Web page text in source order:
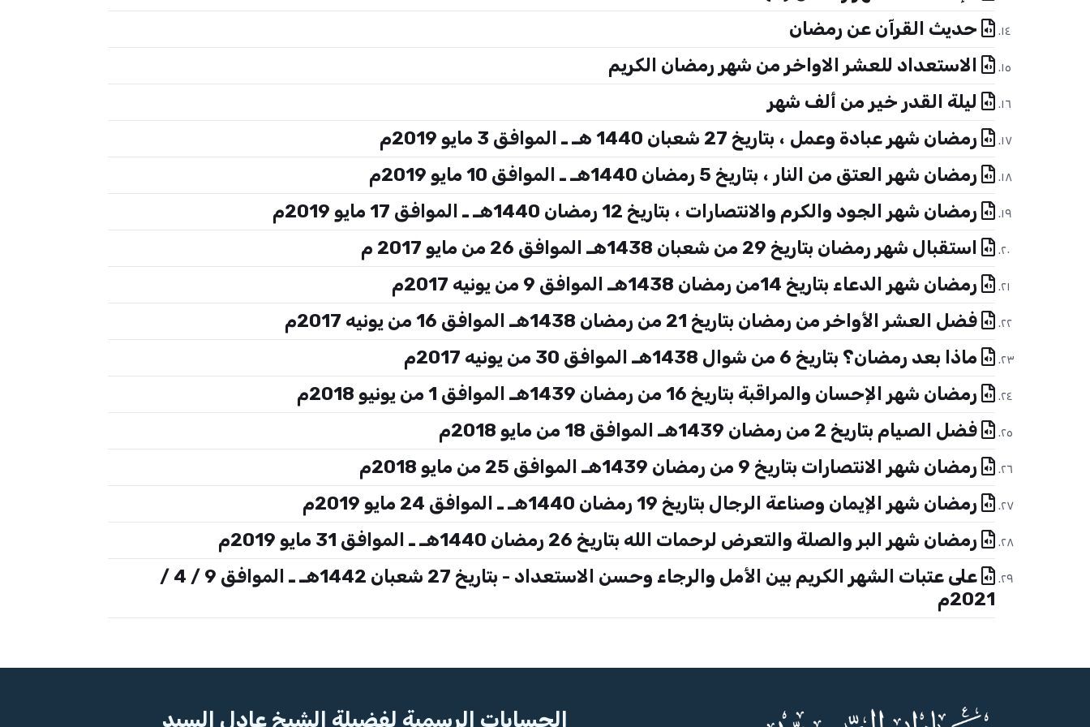
حديث القرآن عن رمضان
الاستعداد للعشر الاواخر من شهر رمضان الكريم
ليلة القدر خير من ألف شهر
رمضان شهر عبادة وعمل ، بتاريخ 27 شعبان 1440 هـ ـ الموافق 3 مايو 2019م
رمضان شهر العتق من النار ، بتاريخ 5 رمضان 1440هـ ـ الموافق 10 مايو 2019م
رمضان شهر الجود والكرم والانتصارات ، بتاريخ 12 رمضان 1440هـ ـ الموافق 17 مايو 2019م
استقبال شهر رمضان بتاريخ 29 من شعبان 1438هـ الموافق 26 من مايو 2017 م
رمضان شهر الدعاء بتاريخ 14من رمضان 1438هـ الموافق 9 من يونيه 2017م
فضل العشر الأواخر من رمضان بتاريخ 21 من رمضان 1438هـ الموافق 16 من يونيه 2017م
ماذا بعد رمضان؟ بتاريخ 6 من شوال 1438هـ الموافق 30 من يونيه 2017م
رمضان شهر الإحسان والمراقبة بتاريخ 16 من رمضان 1439هـ الموافق 1 من يونيو 2018م
فضل الصيام بتاريخ 2 من رمضان 1439هـ الموافق 18 من مايو 2018م
رمضان شهر الانتصارات بتاريخ 9 من رمضان 1439هـ الموافق 25 من مايو 2018م
رمضان شهر الإيمان وصناعة الرجال بتاريخ 19 رمضان 1440هـ ـ الموافق 24 مايو 2019م
رمضان شهر البر والصلة والتعرض لرحمات الله بتاريخ 26 رمضان 1440هـ ـ الموافق 31 مايو 2019م
على عتبات الشهر الكريم بين الأمل والرجاء وحسن الاستعداد - بتاريخ 27 شعبان 1442هـ ـ الموافق 9 / 4 /
2021م
الحسابات الرسمية لفضيلة الشيخ عادل السيد